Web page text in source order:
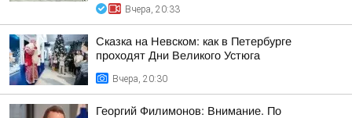
Вчера, 20:33
Сказка на Невском: как в Петербурге
проходят Дни Великого Устюга
Вчера, 20:30
Георгий Филимонов: Внимание. По